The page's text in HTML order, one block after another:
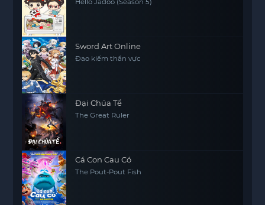
Hello Jadoo (Season 5)
Sword Art Online
Đao kiếm thần vực
Đại Chúa Tể
The Great Ruler
Cá Con Cau Có
The Pout-Pout Fish